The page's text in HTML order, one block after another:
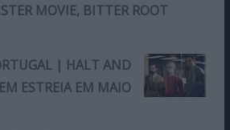
MOVIE, BITTER ROOT
| HALT AND
ESTREIA EM MAIO